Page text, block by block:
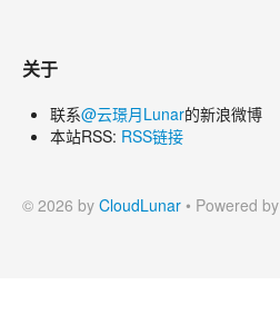
关于
联系@云璟月Lunar的新浪微博
本站RSS: RSS链接
© 2026 by CloudLunar • Powered by